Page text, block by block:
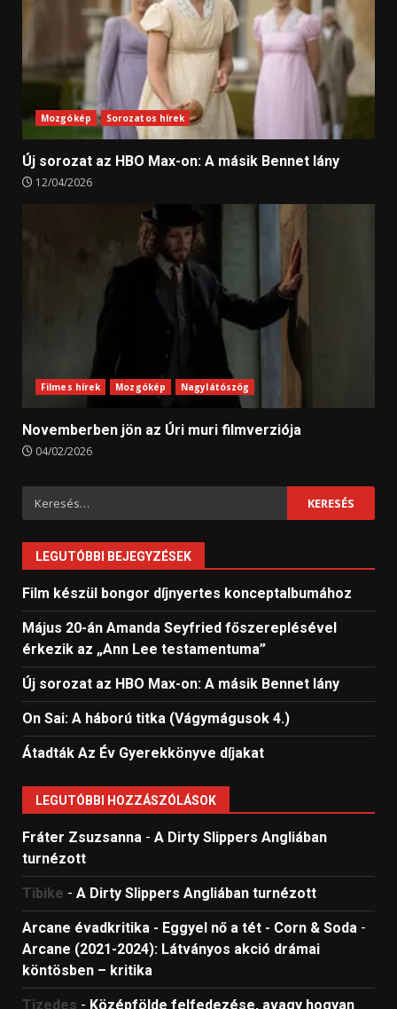
Mozgókép Sorozatos hírek
Új sorozat az HBO Max-on: A másik Bennet lány
12/04/2026
Filmes hírek Mozgókép Nagylátószög
Novemberben jön az Úri muri filmverziója
04/02/2026
Keresés:
LEGUTÓBBI BEJEGYZÉSEK
Film készül bongor díjnyertes konceptalbumához
Május 20-án Amanda Seyfried főszereplésével
érkezik az „Ann Lee testamentuma”
Új sorozat az HBO Max-on: A másik Bennet lány
On Sai: A ​háború titka (Vágymágusok 4.)
Átadták Az Év Gyerekkönyve díjakat
LEGUTÓBBI HOZZÁSZÓLÁSOK
Fráter Zsuzsanna - A Dirty Slippers Angliában
turnézott
Tibike - A Dirty Slippers Angliában turnézott
Arcane évadkritika - Eggyel nő a tét - Corn & Soda -
Arcane (2021-2024): Látványos akció drámai
köntösben – kritika
Tizedes - Középfölde felfedezése, avagy hogyan